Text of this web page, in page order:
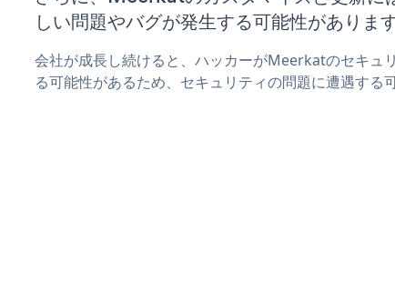
しい問題やバグが発生する可能性があります
会社が成長し続けると、ハッカーがMeerkatのセキュ
る可能性があるため、セキュリティの問題に遭遇する